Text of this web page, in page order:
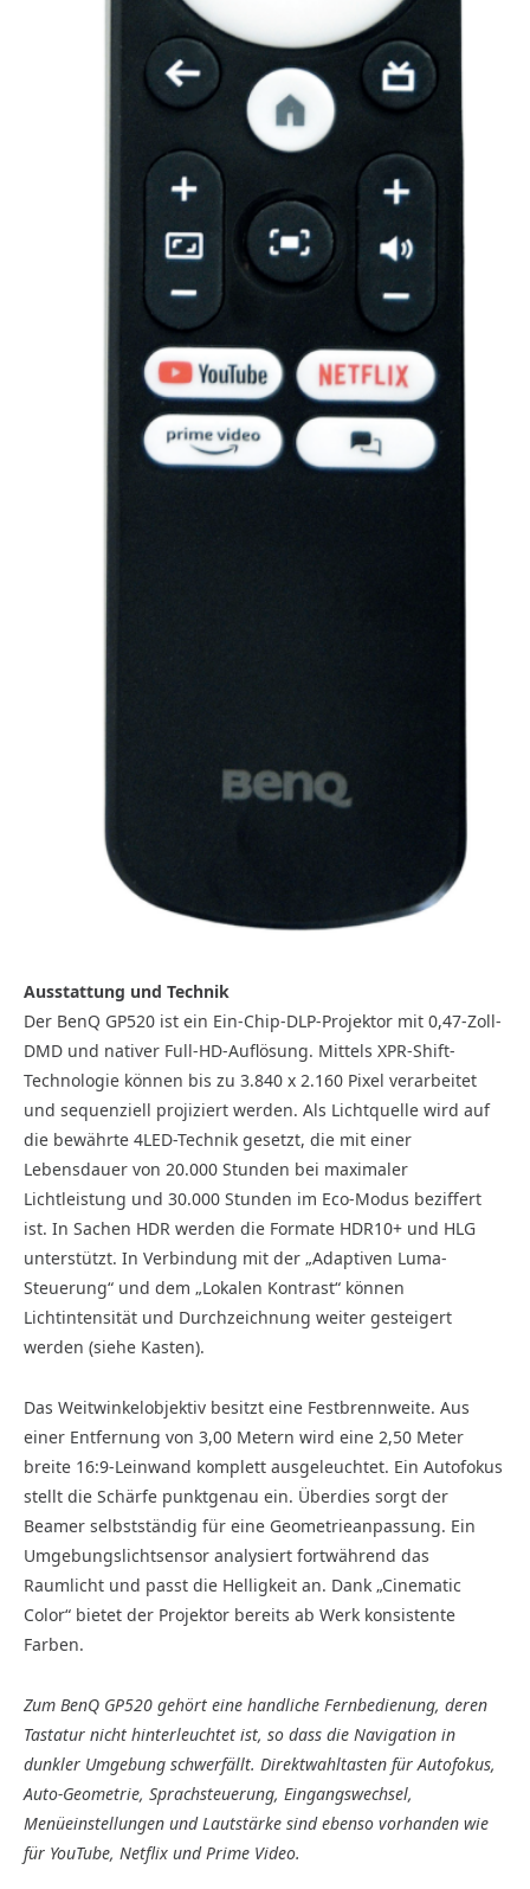
Ausstattung und Technik
Der BenQ GP520 ist ein Ein-Chip-DLP-Projektor mit 0,47-Zoll-
DMD und nativer Full-HD-Auflösung. Mittels XPR-Shift-
Technologie können bis zu 3.840 x 2.160 Pixel verarbeitet
und sequenziell projiziert werden. Als Lichtquelle wird auf
die bewährte 4LED-Technik gesetzt, die mit einer
Lebensdauer von 20.000 Stunden bei maximaler
Lichtleistung und 30.000 Stunden im Eco-Modus beziffert
ist. In Sachen HDR werden die Formate HDR10+ und HLG
unterstützt. In Verbindung mit der „Adaptiven Luma-
Steuerung“ und dem „Lokalen Kontrast“ können
Lichtintensität und Durchzeichnung weiter gesteigert
werden (siehe Kasten).
Das Weitwinkelobjektiv besitzt eine Festbrennweite. Aus
einer Entfernung von 3,00 Metern wird eine 2,50 Meter
breite 16:9-Leinwand komplett ausgeleuchtet. Ein Autofokus
stellt die Schärfe punktgenau ein. Überdies sorgt der
Beamer selbstständig für eine Geometrieanpassung. Ein
Umgebungslichtsensor analysiert fortwährend das
Raumlicht und passt die Helligkeit an. Dank „Cinematic
Color“ bietet der Projektor bereits ab Werk konsistente
Farben.
Zum BenQ GP520 gehört eine handliche Fernbedienung, deren
Tastatur nicht hinterleuchtet ist, so dass die Navigation in
dunkler Umgebung schwerfällt. Direktwahltasten für Autofokus,
Auto-Geometrie, Sprachsteuerung, Eingangswechsel,
Menüeinstellungen und Lautstärke sind ebenso vorhanden wie
für YouTube, Netflix und Prime Video.